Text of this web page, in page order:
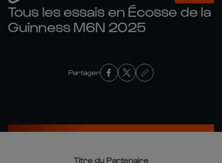
Tous les essais en Écosse de la
Guinness M6N 2025
Partager
Titre du Partenaire